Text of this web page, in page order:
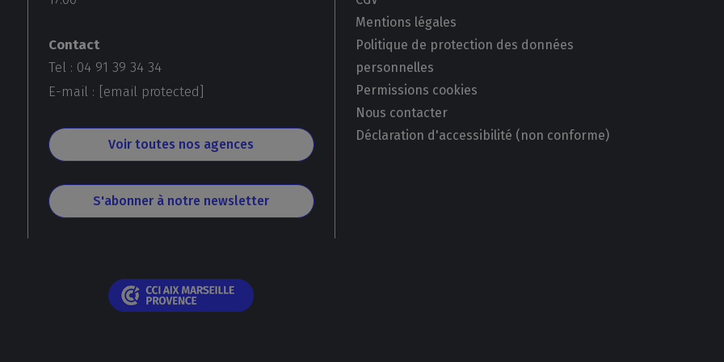
Contact
Tel : 04 91 39 34 34
E-mail :
[email protected]
Voir toutes nos agences
S'abonner à notre newsletter
Mentions légales
Politique de protection des données
personnelles
Permissions cookies
Nous contacter
Déclaration d'accessibilité (non conforme)